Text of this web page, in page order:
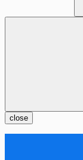
close